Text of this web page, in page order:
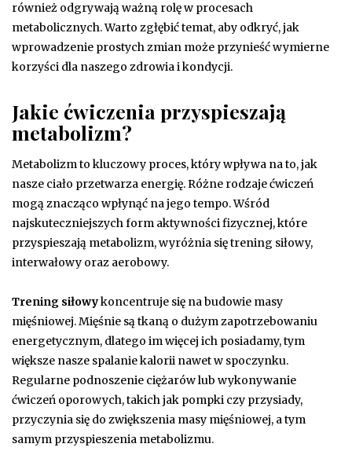
również odgrywają ważną rolę w procesach
metabolicznych. Warto zgłębić temat, aby odkryć, jak
wprowadzenie prostych zmian może przynieść wymierne
korzyści dla naszego zdrowia i kondycji.
Jakie ćwiczenia przyspieszają
metabolizm?
Metabolizm to kluczowy proces, który wpływa na to, jak
nasze ciało przetwarza energię. Różne rodzaje ćwiczeń
mogą znacząco wpłynąć na jego tempo. Wśród
najskuteczniejszych form aktywności fizycznej, które
przyspieszają metabolizm, wyróżnia się trening siłowy,
interwałowy oraz aerobowy.
Trening siłowykoncentruje się na budowie masy
mięśniowej. Mięśnie są tkaną o dużym zapotrzebowaniu
energetycznym, dlatego im więcej ich posiadamy, tym
większe nasze spalanie kalorii nawet w spoczynku.
Regularne podnoszenie ciężarów lub wykonywanie
ćwiczeń oporowych, takich jak pompki czy przysiady,
przyczynia się do zwiększenia masy mięśniowej, a tym
samym przyspieszenia metabolizmu.